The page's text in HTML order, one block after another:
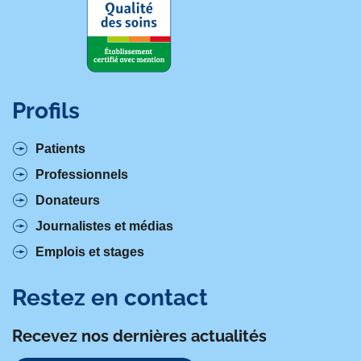
Profils
Patients
Professionnels
Donateurs
Journalistes et médias
Emplois et stages
Restez en contact
Recevez nos dernières actualités